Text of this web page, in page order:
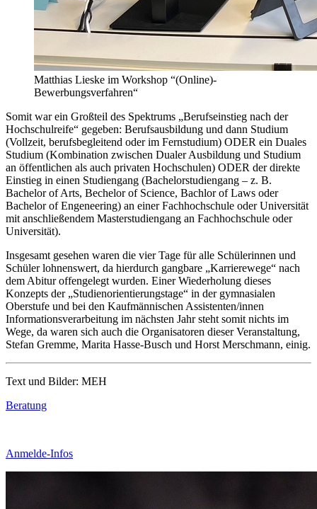
Matthias Lieske im Workshop “(Online)-
Bewerbungsverfahren“
Somit war ein Großteil des Spektrums „Berufseinstieg nach der
Hochschulreife“ gegeben: Berufsausbildung und dann Studium
(Vollzeit, berufsbegleitend oder im Fernstudium) ODER ein Duales
Studium (Kombination zwischen Dualer Ausbildung und Studium
an öffentlichen als auch privaten Hochschulen) ODER der direkte
Einstieg in einen Studiengang (Bachelorstudiengang – z. B.
Bachelor of Arts, Bechelor of Science, Bachlor of Laws oder
Bachelor of Engeneering) an einer Fachhochschule oder Universität
mit anschließendem Masterstudiengang an Fachhochschule oder
Universität).
Insgesamt gesehen waren die vier Tage für alle Schülerinnen und
Schüler lohnenswert, da hierdurch gangbare „Karrierewege“ nach
dem Abitur offengelegt wurden. Einer Wiederholung dieses
Konzepts der „Studienorientierungstage“ in der gymnasialen
Oberstufe und bei den Kaufmännischen Assistenten/innen
Informationsverarbeitung im nächsten Jahr steht somit nichts im
Wege, da waren sich auch die Organisatoren dieser Veranstaltung,
Stefan Gremme, Marita Hasse-Busch und Horst Merschmann, einig.
Text und Bilder: MEH
Beratung
Anmelde-Infos